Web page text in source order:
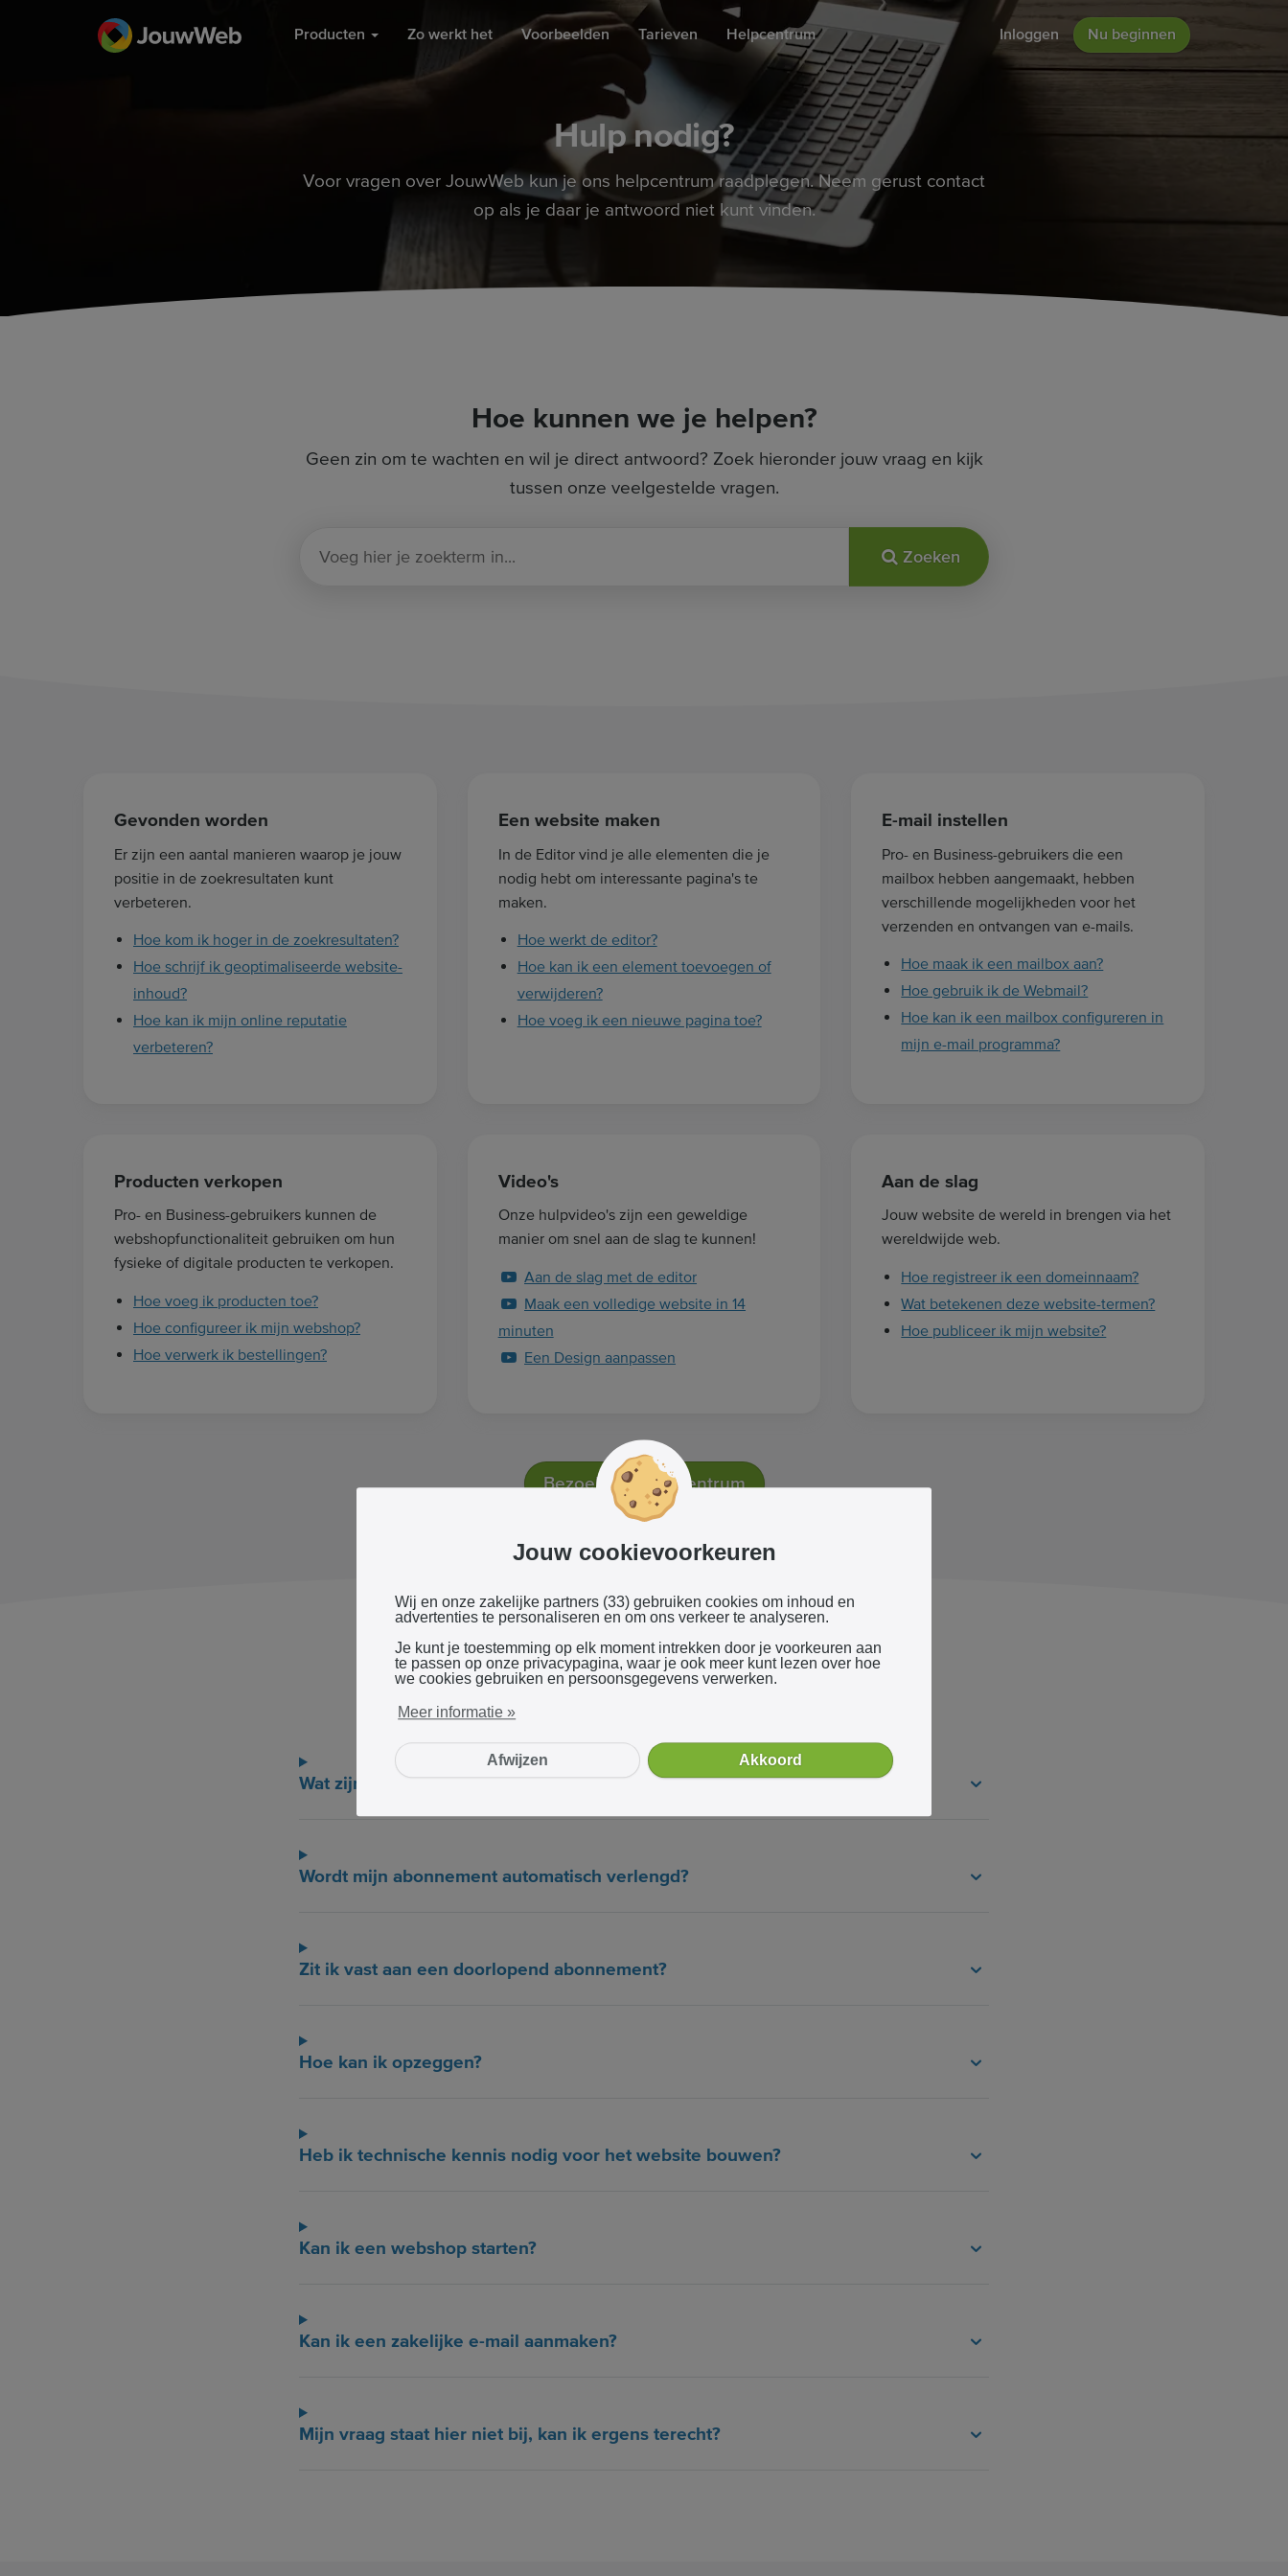
Producten Zo werkt het Voorbeelden Tarieven Helpcentrum Inloggen Nu beginnen
Hulp nodig?
Voor vragen over JouwWeb kun je ons helpcentrum raadplegen. Neem gerust contact
op als je daar je antwoord niet kunt vinden.
Hoe kunnen we je helpen?
Geen zin om te wachten en wil je direct antwoord? Zoek hieronder jouw vraag en kijk
tussen onze veelgestelde vragen.
e
k
t
m
i
.
Zoeken
Gevonden worden
Er zijn een aantal manieren waarop je jouw
positie in de zoekresultaten kunt
verbeteren.
Hoe kom ik hoger in de zoekresultaten?
Hoe schrijf ik geoptimaliseerde website-
inhoud?
Hoe kan ik mijn online reputatie
verbeteren?
Een website maken
In de Editor vind je alle elementen die je
nodig hebt om interessante pagina's te
maken.
Hoe werkt de editor?
Hoe kan ik een element toevoegen of
verwijderen?
Hoe voeg ik een nieuwe pagina toe?
E-mail instellen
Pro- en Business-gebruikers die een
mailbox hebben aangemaakt, hebben
verschillende mogelijkheden voor het
verzenden en ontvangen van e-mails.
Hoe maak ik een mailbox aan?
Hoe gebruik ik de Webmail?
Hoe kan ik een mailbox configureren in
mijn e-mail programma?
Producten verkopen
Pro- en Business-gebruikers kunnen de
webshopfunctionaliteit gebruiken om hun
fysieke of digitale producten te verkopen.
Hoe voeg ik producten toe?
Hoe configureer ik mijn webshop?
Hoe verwerk ik bestellingen?
Video's
Onze hulpvideo's zijn een geweldige
manier om snel aan de slag te kunnen!
Aan de slag met de editor
Maak een volledige website in 14
minuten
Een Design aanpassen
Aan de slag
Jouw website de wereld in brengen via het
wereldwijde web.
Hoe registreer ik een domeinnaam?
Wat betekenen deze website-termen?
Hoe publiceer ik mijn website?
Bezoek het helpcentrum
Veelgestelde vragen
Wat zijn de kosten per pakket?
Wordt mijn abonnement automatisch verlengd?
Zit ik vast aan een doorlopend abonnement?
Hoe kan ik opzeggen?
Heb ik technische kennis nodig voor het website bouwen?
Kan ik een webshop starten?
Kan ik een zakelijke e-mail aanmaken?
Mijn vraag staat hier niet bij, kan ik ergens terecht?
Jouw cookievoorkeuren
Wij en onze zakelijke partners (33) gebruiken cookies om inhoud en
advertenties te personaliseren en om ons verkeer te analyseren.
Je kunt je toestemming op elk moment intrekken door je voorkeuren aan
te passen op onze privacypagina, waar je ook meer kunt lezen over hoe
we cookies gebruiken en persoonsgegevens verwerken.
Meer informatie »
Afwijzen Akkoord